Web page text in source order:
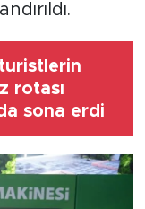
rotası
sona erdi